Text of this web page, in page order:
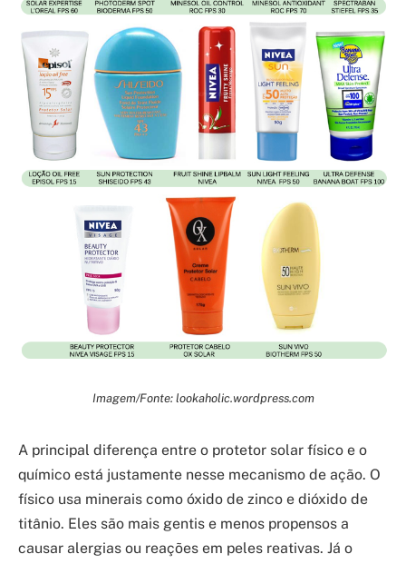
Imagem/Fonte: lookaholic.wordpress.com
A principal diferença entre o protetor solar físico e o
químico está justamente nesse mecanismo de ação. O
físico usa minerais como óxido de zinco e dióxido de
titânio. Eles são mais gentis e menos propensos a
causar alergias ou reações em peles reativas. Já o